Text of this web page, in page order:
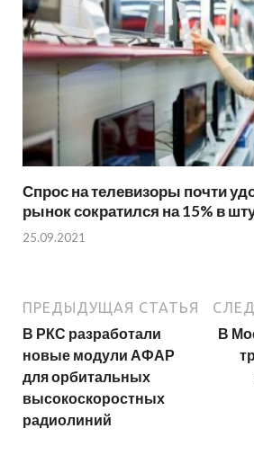
Спрос на телевизоры почти
рынок сократился на 15% в
25.09.2021
ПРЕДЫДУЩАЯ СТАТЬЯ
В РКС разработали
новые модули АФАР
для орбитальных
высокоскоростных
радиолиний
В